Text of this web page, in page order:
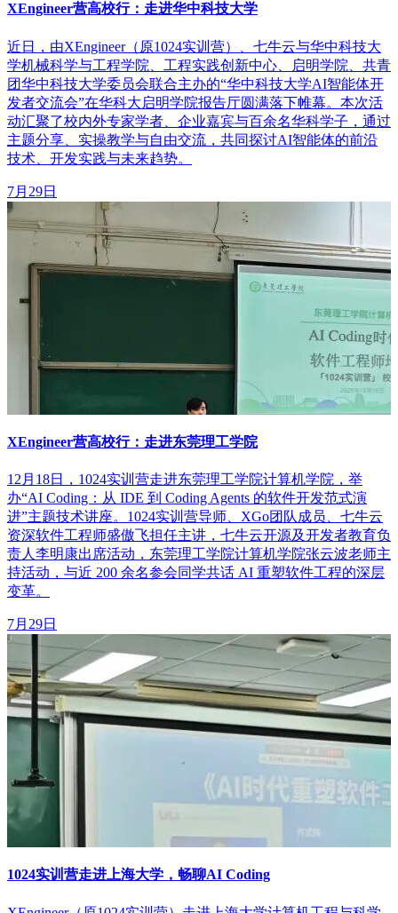
XEngineer营高校行：走进华中科技大学
近日，由XEngineer（原1024实训营）、七牛云与华中科技大
学机械科学与工程学院、工程实践创新中心、启明学院、共青
团华中科技大学委员会联合主办的“华中科技大学AI智能体开
发者交流会”在华科大启明学院报告厅圆满落下帷幕。本次活
动汇聚了校内外专家学者、企业嘉宾与百余名华科学子，通过
主题分享、实操教学与自由交流，共同探讨AI智能体的前沿
技术、开发实践与未来趋势。
7月29日
XEngineer营高校行：走进东莞理工学院
12月18日，1024实训营走进东莞理工学院计算机学院，举
办“AI Coding：从 IDE 到 Coding Agents 的软件开发范式演
进”主题技术讲座。1024实训营导师、XGo团队成员、七牛云
资深软件工程师盛傲飞担任主讲，七牛云开源及开发者教育负
责人李明康出席活动，东莞理工学院计算机学院张云波老师主
持活动，与近 200 余名参会同学共话 AI 重塑软件工程的深层
变革。
7月29日
1024实训营走进上海大学，畅聊AI Coding